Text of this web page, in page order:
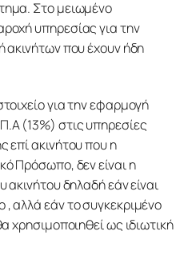
Στο μειωμένο
υπηρεσίας για την
ακινήτων που έχουν ήδη
για την εφαρμογή
(13%) στις υπηρεσίες
επί ακινήτου που η
Πρόσωπο, δεν είναι η
ακινήτου δηλαδή εάν είναι
αλλά εάν το συγκεκριμένο
χρησιμοποιηθεί ως ιδιωτική